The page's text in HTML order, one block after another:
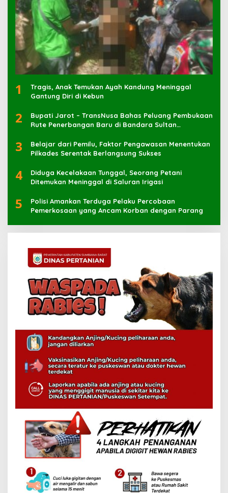
1
Tragis, Anak Temukan Ayah Kandung Meninggal
Gantung Diri di Kebun
2
Bupati Jarot – TransNusa Bahas Peluang Pembukaan
Rute Penerbangan Baru di Bandara Sultan
3
Belajar dari Pemilu, Faktor Pengawasan Menentukan
Pilkades Serentak Berlangsung Sukses
4
Diduga Kecelakaan Tunggal, Seorang Petani
Ditemukan Meninggal di Saluran Irigasi
5
Polisi Amankan Terduga Pelaku Percobaan
Pemerkosaan yang Ancam Korban dengan Parang